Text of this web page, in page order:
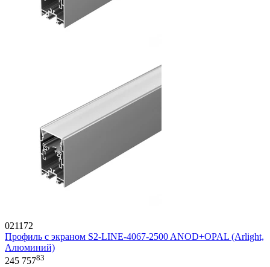
021172
Профиль с экраном S2-LINE-4067-2500 ANOD+OPAL (Arlight,
Алюминий)
245 75783